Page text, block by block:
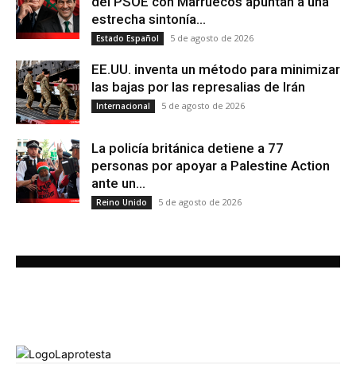
estrecha sintonía...
Estado Español 5 de agosto de 2026
EE.UU. inventa un método para minimizar
las bajas por las represalias de Irán
Internacional 5 de agosto de 2026
La policía británica detiene a 77
personas por apoyar a Palestine Action
ante un...
Reino Unido 5 de agosto de 2026